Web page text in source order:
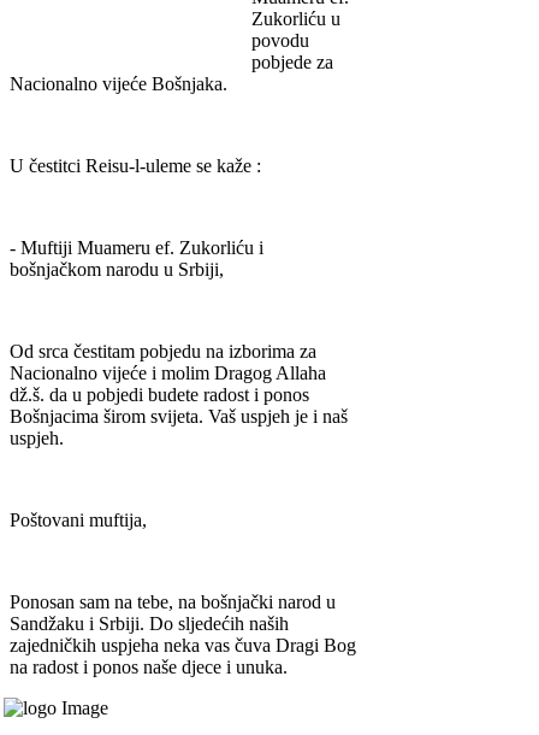
Zukorliću u
povodu
pobjede za
Nacionalno vijeće Bošnjaka.
U čestitci Reisu-l-uleme se kaže :
- Muftiji Muameru ef. Zukorliću i
bošnjačkom narodu u Srbiji,
Od srca čestitam pobjedu na izborima za
Nacionalno vijeće i molim Dragog Allaha
dž.š. da u pobjedi budete radost i ponos
Bošnjacima širom svijeta. Vaš uspjeh je i naš
uspjeh.
Poštovani muftija,
Ponosan sam na tebe, na bošnjački narod u
Sandžaku i Srbiji. Do sljedećih naših
zajedničkih uspjeha neka vas čuva Dragi Bog
na radost i ponos naše djece i unuka.